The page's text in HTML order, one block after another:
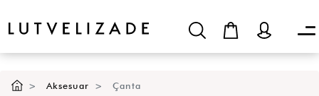
Aksesuar Çanta